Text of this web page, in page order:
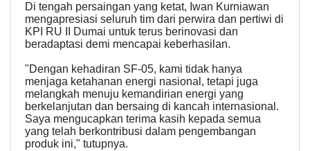
Di tengah persaingan yang ketat, Iwan Kurniawan
mengapresiasi seluruh tim dari perwira dan pertiwi di
KPI RU II Dumai untuk terus berinovasi dan
beradaptasi demi mencapai keberhasilan.
"Dengan kehadiran SF-05, kami tidak hanya
menjaga ketahanan energi nasional, tetapi juga
melangkah menuju kemandirian energi yang
berkelanjutan dan bersaing di kancah internasional.
Saya mengucapkan terima kasih kepada semua
yang telah berkontribusi dalam pengembangan
produk ini," tutupnya.